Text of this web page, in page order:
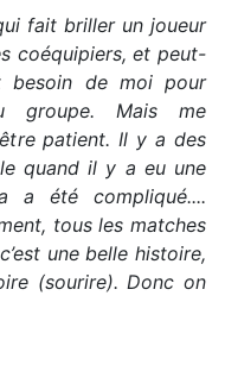
fait briller un joueur
coéquipiers, et peut-
besoin de moi pour
groupe. Mais me
patient. Il y a des
quand il y a eu une
a été compliqué....
tous les matches
une belle histoire,
(sourire). Donc on